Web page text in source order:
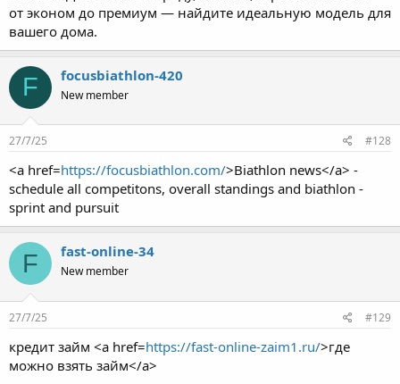
от эконом до премиум — найдите идеальную модель для
вашего дома.
F focusbiathlon-420
New member
27/7/25 #128
<a href=https://focusbiathlon.com/>Biathlon news</a> -
schedule all competitons, overall standings and biathlon -
sprint and pursuit
F fast-online-34
New member
27/7/25 #129
кредит займ <a href=https://fast-online-zaim1.ru/>где
можно взять займ</a>